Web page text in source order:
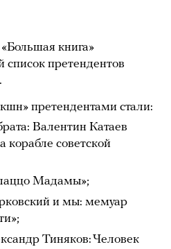
книга»
список претендентов
претендентами стали:
Валентин Катаев
корабле советской
Мадамы»;
и мы: мемуар
Тиняков: Человек